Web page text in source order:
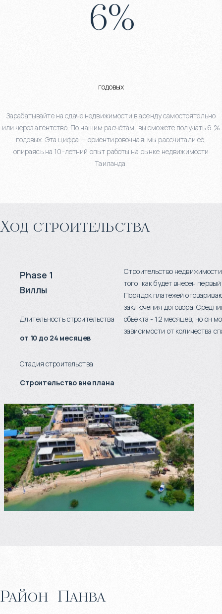
6%
годовых
Зарабатывайте на сдаче недвижимости в аренду самостоятельно
или через агентство. По нашим расчётам, вы сможете получать 6 %
годовых. Эта цифра — ориентировочная: мы рассчитали её,
опираясь на 10-летний опыт работы на рынке недвижимости
Таиланда.
Ход строительства
Phase 1
Виллы
Длительность строительства
от 10 до 24 месяцев
Стадия строительства
Строительство вне плана
Строительство
того, как будет внесен
Порядок платежей
заключения договора.
объекта - 12 месяцев, но он
зависимости от количества
Район Панва